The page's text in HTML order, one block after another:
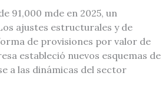
91,000 mde en 2025, un
ajustes estructurales y de
de provisiones por valor de
estableció nuevos esquemas de
a las dinámicas del sector